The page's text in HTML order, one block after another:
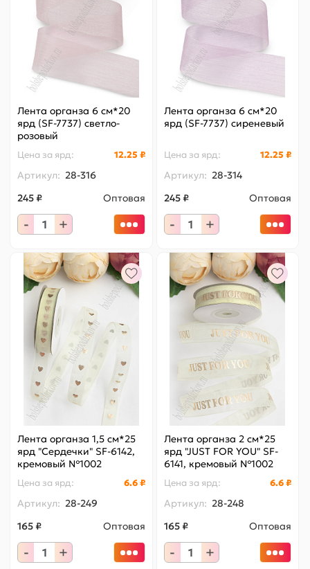
Лента органза 6 см*20
ярд (SF-7737) светло-
розовый
Цена за ярд: 12.25 ₽
Артикул: 28-316
245 ₽
Оптовая
- +
Лента органза 6 см*20
ярд (SF-7737) сиреневый
Цена за ярд: 12.25 ₽
Артикул: 28-314
245 ₽
Оптовая
- +
Лента органза 1,5 см*25
ярд "Сердечки" SF-6142,
кремовый №1002
Цена за ярд: 6.6 ₽
Артикул: 28-249
165 ₽
Оптовая
- +
Лента органза 2 см*25
ярд "JUST FOR YOU" SF-
6141, кремовый №1002
Цена за ярд: 6.6 ₽
Артикул: 28-248
165 ₽
Оптовая
- +